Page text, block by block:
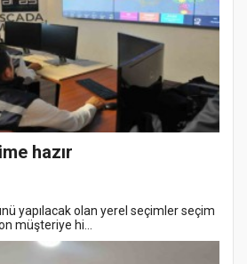
hazır
yapılacak olan yerel seçimler seçim
müşteriye hi...